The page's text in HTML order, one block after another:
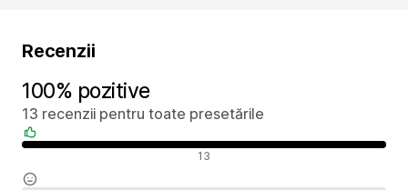
Recenzii
100% pozitive
13 recenzii pentru toate presetările
Recenzii pozitive 13